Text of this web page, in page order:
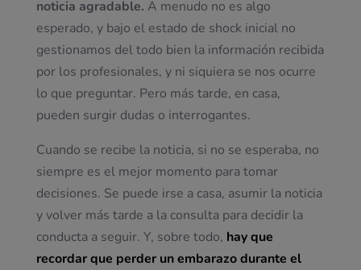
noticia agradable. A menudo no es algo
esperado, y bajo el estado de shock inicial no
gestionamos del todo bien la información recibida
por los profesionales, y ni siquiera se nos ocurre
lo que preguntar. Pero más tarde, en casa,
pueden surgir dudas o interrogantes.
Cuando se recibe la noticia, si no se esperaba, no
siempre es el mejor momento para tomar
decisiones. Se puede irse a casa, asumir la noticia
y volver más tarde a la consulta para decidir la
conducta a seguir. Y, sobre todo, hay que
recordar que perder un embarazo durante el